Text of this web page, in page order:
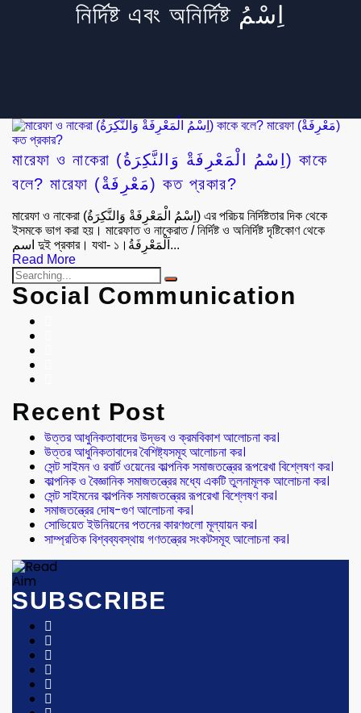
নির্দিষ্ট এবং অনির্দিষ্ট اِسْمُ
মারেফা ও নাকেরা (اِسْمُ الْمَعْرِفَةْ وَالنَّكِرَةُ) কাকে
বলে? মারেফা (مَعْرِفَةْ) কত প্রকার?
মারেফা ও নাকেরা (اِسْمُ الْمَعْرِفَةْ وَالنَّكِرَةُ) এর পরিচয় নির্দিষ্টতার দিক থেকে
ইসমকে ভাগ করা হয়। মারেফাত ও নাকেরাত / নির্দিষ্ট ও অনির্দিষ্ট দৃষ্টিকোণ থেকে
اسم দুই প্রকার। যথা- ১।اَلْمَعْرِفَةُ...
Read More
Social Communication
Recent Post
উত্তর আধুনিকতাবাদের উদ্ভব ও ক্রমবিকাশ আলোচনা কর।
উত্তর আধুনিকতাবাদের বৈশিষ্ট্যসমূহ আলোচনা কর।
সেন্ট সাইমন ও রবার্ট ওয়েনের কাল্পনিক সমাজতন্ত্রের রূপরেখা বিশ্লেষণ কর।
কাল্পনিক ও বৈজ্ঞানিক সমাজতন্ত্রের মধ্যে একটি তুলনামূলক আলোচনা কর।
সেন্ট সাইমনের কাল্পনিক সমাজতন্ত্রের রূপরেখা বিশ্লেষণ কর।
সমাজতন্ত্রের দোষ-গুণ আলোচনা কর।
সোভিয়েত ইউনিয়নের পতনের কারণগুলো মূল্যায়ন কর।
সাম্প্রতিক বিশ্বব্যবস্থায় গণতন্ত্রের সংকটসমূহ আলোচনা কর।
SUBSCRIBE